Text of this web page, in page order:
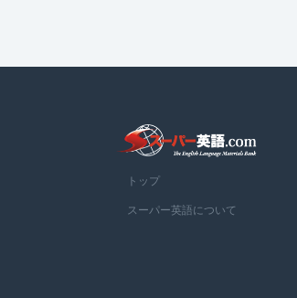
トップ
スーパー英語について